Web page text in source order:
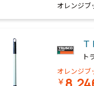
オレンジ
ト
オレンジブ
￥